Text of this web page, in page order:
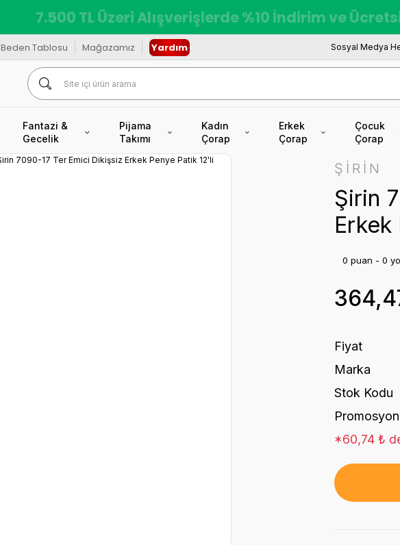
7.500 TL Üzeri Alışverişlerde %10 İndirim ve
Beden Tablosu Mağazamız Yardım Sosyal Medya
Fantazi &
Gecelik
Pijama
Takımı
Kadın
Çorap
Erkek
Çorap
Çocuk
Çorap
ŞİRİN
Şirin
Erkek
0 puan - 0
Fiyat
Marka
Stok Kodu
Promosyon
*60,74 ₺